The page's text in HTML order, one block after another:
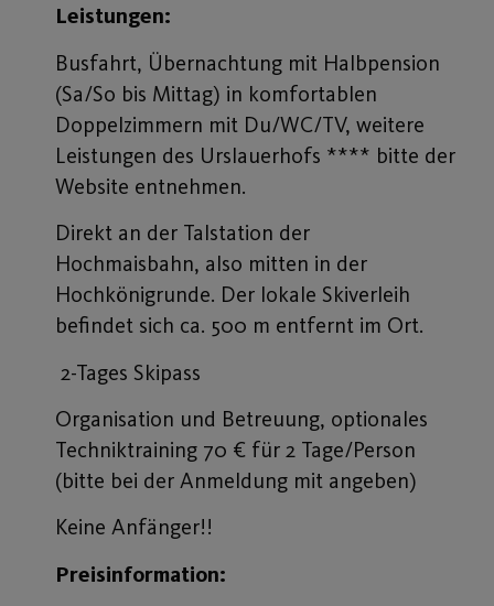
Leistungen:
Busfahrt, Übernachtung mit Halbpension
(Sa/So bis Mittag) in komfortablen
Doppelzimmern mit Du/WC/TV, weitere
Leistungen des Urslauerhofs **** bitte der
Website entnehmen.
Direkt an der Talstation der
Hochmaisbahn, also mitten in der
Hochkönigrunde. Der lokale Skiverleih
befindet sich ca. 500 m entfernt im Ort.
2-Tages Skipass
Organisation und Betreuung, optionales
Techniktraining 70 € für 2 Tage/Person
(bitte bei der Anmeldung mit angeben)
Keine Anfänger!!
Preisinformation: